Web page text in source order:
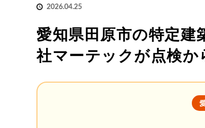
2026.04.25
愛知県田原市の特定建
社マーテックが点検か